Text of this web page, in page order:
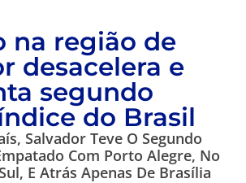
na região de
desacelera e
segundo
do Brasil
Salvador Teve O Segundo
Com Porto Alegre, No
E Atrás Apenas De Brasília